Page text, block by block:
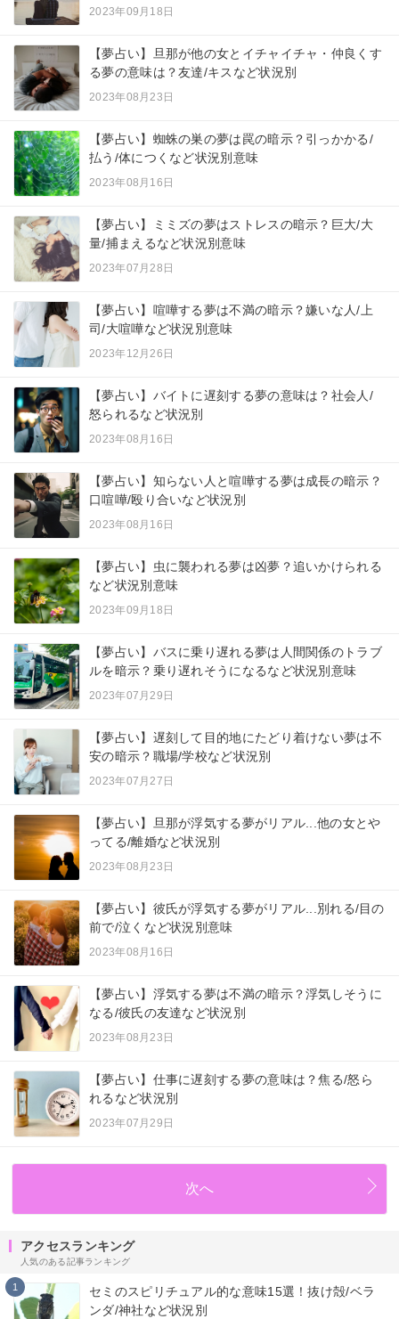
2023年09月18日
【夢占い】旦那が他の女とイチャイチャ・仲良くす
る夢の意味は？友達/キスなど状況別
2023年08月23日
【夢占い】蜘蛛の巣の夢は罠の暗示？引っかかる/
払う/体につくなど状況別意味
2023年08月16日
【夢占い】ミミズの夢はストレスの暗示？巨大/大
量/捕まえるなど状況別意味
2023年07月28日
【夢占い】喧嘩する夢は不満の暗示？嫌いな人/上
司/大喧嘩など状況別意味
2023年12月26日
【夢占い】バイトに遅刻する夢の意味は？社会人/
怒られるなど状況別
2023年08月16日
【夢占い】知らない人と喧嘩する夢は成長の暗示？
口喧嘩/殴り合いなど状況別
2023年08月16日
【夢占い】虫に襲われる夢は凶夢？追いかけられる
など状況別意味
2023年09月18日
【夢占い】バスに乗り遅れる夢は人間関係のトラブ
ルを暗示？乗り遅れそうになるなど状況別意味
2023年07月29日
【夢占い】遅刻して目的地にたどり着けない夢は不
安の暗示？職場/学校など状況別
2023年07月27日
【夢占い】旦那が浮気する夢がリアル...他の女とや
ってる/離婚など状況別
2023年08月23日
【夢占い】彼氏が浮気する夢がリアル...別れる/目の
前で/泣くなど状況別意味
2023年08月16日
【夢占い】浮気する夢は不満の暗示？浮気しそうに
なる/彼氏の友達など状況別
2023年08月23日
【夢占い】仕事に遅刻する夢の意味は？焦る/怒ら
れるなど状況別
2023年07月29日
次へ
アクセスランキング
人気のある記事ランキング
1
セミのスピリチュアル的な意味15選！抜け殻/ベラ
ンダ/神社など状況別